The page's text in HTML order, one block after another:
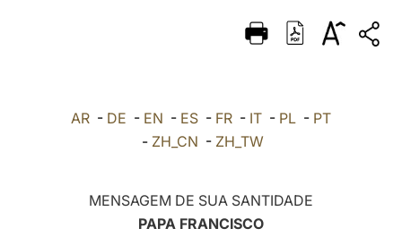
DEUTSCH
中文
AR - DE - EN - ES - FR - IT - PL - PT
- ZH_CN - ZH_TW
MENSAGEM DE SUA SANTIDADE
PAPA FRANCISCO